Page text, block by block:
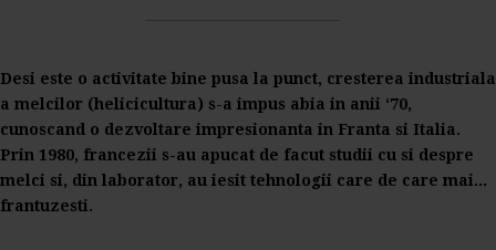
Desi este o activitate bine pusa la punct, cresterea industriala
a melcilor (helicicultura) s-a impus abia in anii ‘70,
cunoscand o dezvoltare impresionanta in Franta si Italia.
Prin 1980, francezii s-au apucat de facut studii cu si despre
melci si, din laborator, au iesit tehnologii care de care mai...
frantuzesti.